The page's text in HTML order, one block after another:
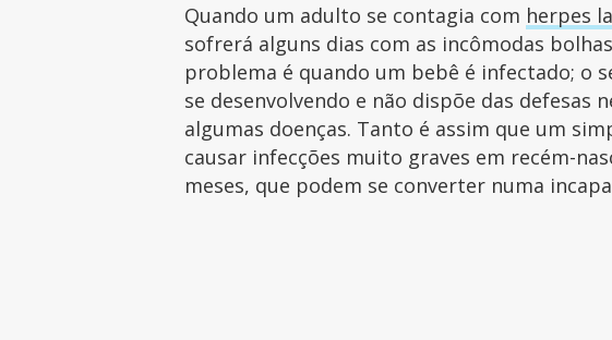
Quando um adulto se contagia com herpes
sofrerá alguns dias com as incômodas
problema é quando um bebê é infectado; o
se desenvolvendo e não dispõe das defesas
algumas doenças. Tanto é assim que um
causar infecções muito graves em recém-
meses, que podem se converter numa